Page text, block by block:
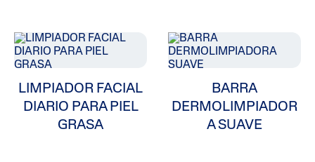
Categoría De Producto
LIMPIADOR FACIAL
DIARIO PARA PIEL
GRASA
BARRA
DERMOLIMPIADOR
A SUAVE